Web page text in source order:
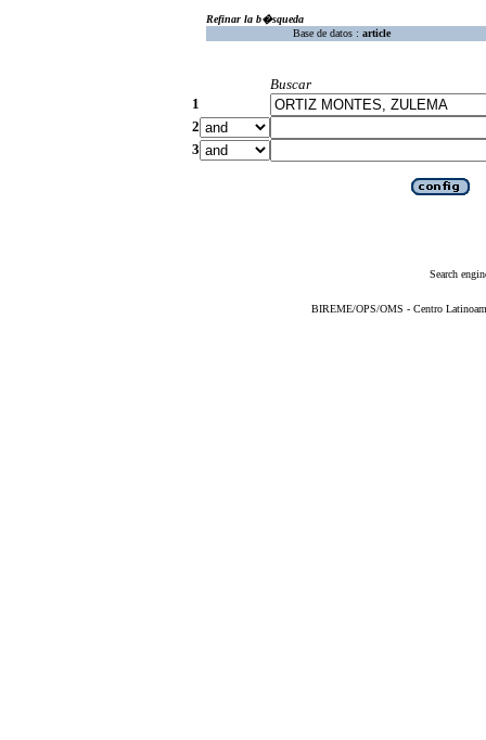
Refinar la b�squeda
Base de datos : article
Buscar
1
2
3
Search
BIREME/OPS/OMS - Centro